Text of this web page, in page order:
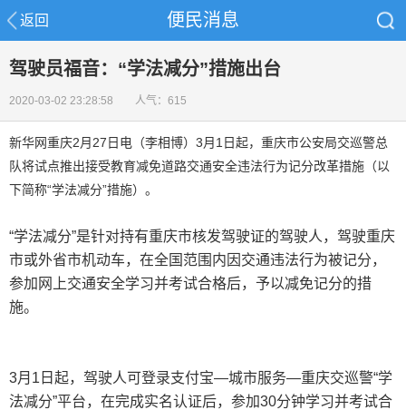
返回 便民消息
驾驶员福音：“学法减分”措施出台
2020-03-02 23:28:58 人气：615
新华网重庆2月27日电（李相博）3月1日起，重庆市公安局交巡警总
队将试点推出接受教育减免道路交通安全违法行为记分改革措施（以
下简称“学法减分”措施）。
“学法减分”是针对持有重庆市核发驾驶证的驾驶人，驾驶重庆
市或外省市机动车，在全国范围内因交通违法行为被记分，
参加网上交通安全学习并考试合格后，予以减免记分的措
施。
3月1日起，驾驶人可登录支付宝—城市服务—重庆交巡警“学
法减分”平台，在完成实名认证后，参加30分钟学习并考试合